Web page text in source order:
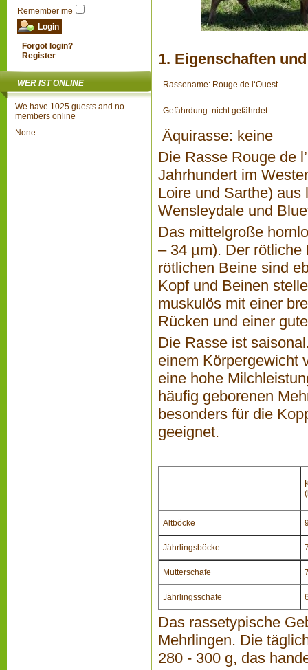
Remember me
Forgot login?
Register
WER IST ONLINE
We have 1025 guests and no
members online
None
1. Eigenschaften
Rassename: Rouge de l‘Ouest
Gefährdung: nicht gefährdet
Äquirasse: keine
Die Rasse Rouge de
Jahrhundert im
Loire und Sarthe)
Wensleydale und
Das mittelgroße
– 34 µm). Der
rötlichen Beine sind
Kopf und Beinen
muskulös mit einer
Rücken und einer
Die Rasse ist
einem Körpergewicht
eine hohe
häufig geborenen
besonders für die
geeignet.
Altböcke
Jährlingsböcke
Mutterschafe
Jährlingsschafe
Das rassetypische
Mehrlingen. Die
280 - 300 g, das